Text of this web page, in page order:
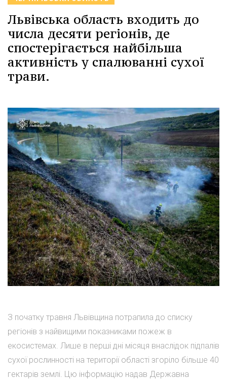
Львівська область входить до
числа десяти регіонів, де
спостерігається найбільша
активність у спалюванні сухої
трави.
З початку травня Львівщина потрапила до списку
регіонів з найвищими показниками пожеж в
екосистемах. Лише в перші дні місяця внаслідок підпалів
сухої рослинності на території області згоріло більше 40
гектарів землі. Цю інформацію надав Державна